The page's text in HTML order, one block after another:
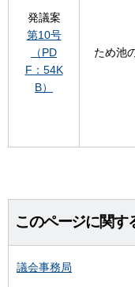
発議案
第10号
（PD
F：54K
B）
ため池
このページに関す
議会事務局